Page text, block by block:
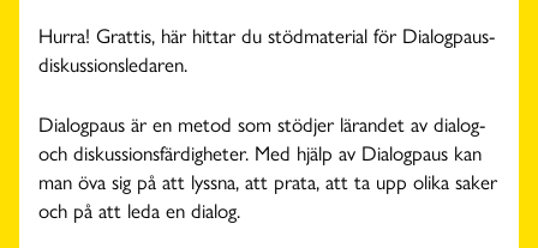
Hurra! Grattis, här hittar du stödmaterial för Dialogpaus-
diskussionsledaren.
Dialogpaus är en metod som stödjer lärandet av dialog-
och diskussionsfärdigheter. Med hjälp av Dialogpaus kan
man öva sig på att lyssna, att prata, att ta upp olika saker
och på att leda en dialog.